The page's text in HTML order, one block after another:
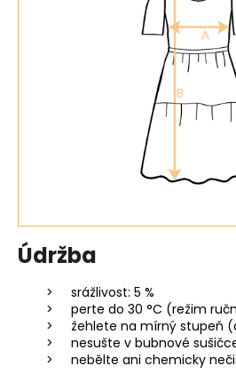
Údržba
srážlivost: 5 %
perte do 30 °C (režim
žehlete na mírný stupeň
nesušte v bubnové
nebělte ani chemicky